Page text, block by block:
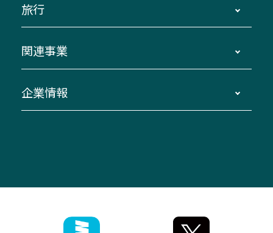
三重交通接近情報バスロケーションシステム
迂回・休止について
臨時バスについて
伊勢二見鳥羽周遊バスCANばす
「みえブルーライン」（三重大学病院直通バ
神都ライナー
ミジュマルのラッピングバス（鈴鹿管内）
伊賀～名古屋
南紀～VISON～名古屋
湯の山温泉～名古屋
桑名・長島温泉・金城ふ頭駅～中部国際空港
（休止中）
お客様駐車場のご案内
アイコンの説明
貸切バスのご利用について
お問い合わせ
旅行
貸切バス団体旅行
美し国周遊ばす
関連事業
自家用自動車車両運行管理
ザ・バスコレクション三重交通バスセット
企業情報
ファンコーナー